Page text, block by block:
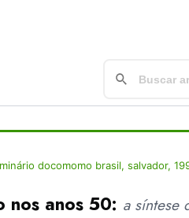
docomomo brasil, salvador,
nos anos 50: a síntese